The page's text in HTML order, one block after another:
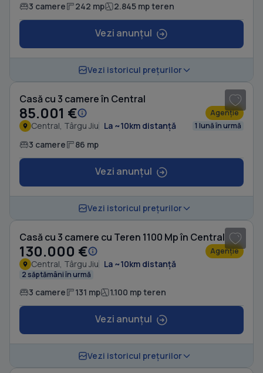
3 camere 242 mp 2.845 mp teren
Vezi anunțul
Vezi istoricul prețurilor
Casă cu 3 camere în Central
85.001 € Agenție
Central, Târgu Jiu La ~10km distanță 1 lună în urmă
3 camere 86 mp
Vezi anunțul
Vezi istoricul prețurilor
Casă cu 3 camere cu Teren 1100 Mp în Central
130.000 € Agenție
Central, Târgu Jiu La ~10km distanță
2 săptămâni în urmă
3 camere 131 mp 1.100 mp teren
Vezi anunțul
Vezi istoricul prețurilor